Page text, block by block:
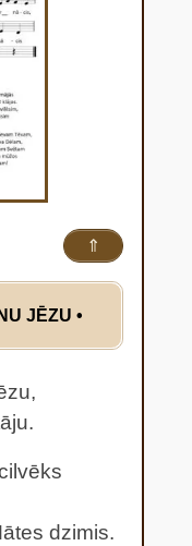
⇑
JĒZU •
dzimis.